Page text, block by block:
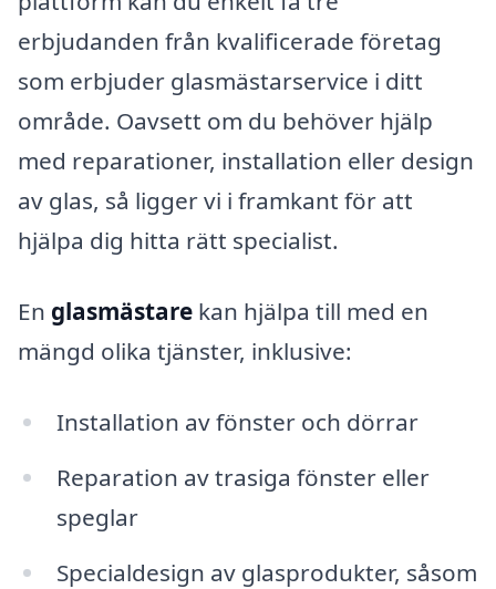
erbjudanden från kvalificerade företag
som erbjuder glasmästarservice i ditt
område. Oavsett om du behöver hjälp
med reparationer, installation eller design
av glas, så ligger vi i framkant för att
hjälpa dig hitta rätt specialist.
En glasmästare kan hjälpa till med en
mängd olika tjänster, inklusive:
Installation av fönster och dörrar
Reparation av trasiga fönster eller
speglar
Specialdesign av glasprodukter, såsom